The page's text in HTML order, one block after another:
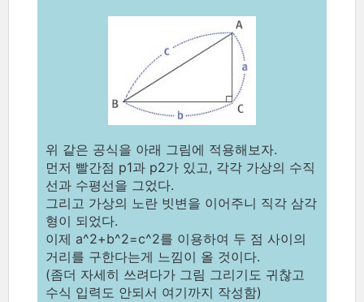
위 같은 공식을 아래 그림에 적용해보자.
먼저 빨간점 p1과 p2가 있고, 각각 가상의 수직
선과 수평선을 그었다.
그리고 가상의 노란 빗변을 이어주니 직각 삼각
형이 되었다.
이제 a^2+b^2=c^2를 이용하여 두 점 사이의
거리를 구한다는게 느낌이 올 것이다.
(좀더 자세히 쓰려다가 그림 그리기도 귀찮고
수식 입력도 안되서 여기까지 작성함)